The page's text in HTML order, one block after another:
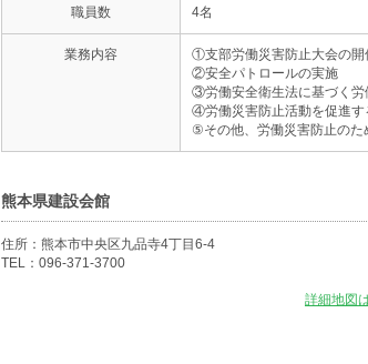
職員数 4名
業務内容
①支部労働災害防止大会の開
②安全パトロールの実施
③労働安全衛生法に基づく労
④労働災害防止活動を促進す
⑤その他、労働災害防止のた
熊本県建設会館
住所：熊本市中央区九品寺4丁目6-4
TEL：096-371-3700
詳細地図